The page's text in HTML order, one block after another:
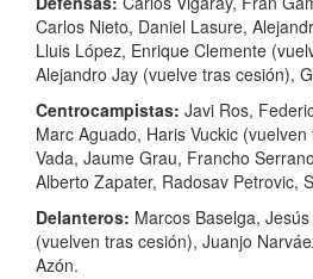
Carlos Nieto, Daniel Lasure,
Lluis López, Enrique Clemente
Alejandro Jay (vuelve tras cesión),
Centrocampistas: Javi Ros,
Marc Aguado, Haris Vuckic
Vada, Jaume Grau, Francho
Alberto Zapater, Radosav Petrovic,
Delanteros: Marcos Baselga,
(vuelven tras cesión), Juanjo
Azón.